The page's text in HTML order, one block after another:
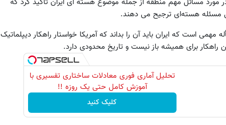
مسئله هسته‌ای ترجیح می دهند.
مهمی است که ایران باید آن را بداند که آمریکا خواستار راهکار دیپلماتیک
راهکار برای همیشه باز نیست و تاریخ محدودی دارد.
تحلیل آماری فوری معادلات ساختاری تفسیری با
آموزش کامل حتی یک روزه !!
کلیک کنید
جشنواره ایمپلنت تهران خوش
فقط در کپیتال اکستند